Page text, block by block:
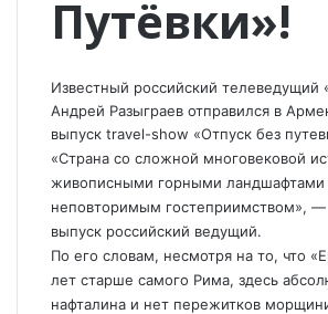
Путёвки»!
Известный российский телеведущий
Андрей Разыграев отправился в
выпуск travel-show «Отпуск без
«Страна со сложной многовековой
живописными горными ландшафтами
неповторимым гостеприимством», —
выпуск российский ведущий.
По его словам, несмотря на то, что
лет старше самого Рима, здесь
нафталина и нет пережитков